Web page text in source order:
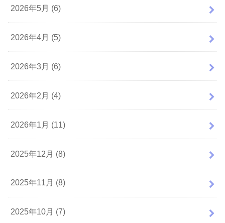
2026年5月 (6)
2026年4月 (5)
2026年3月 (6)
2026年2月 (4)
2026年1月 (11)
2025年12月 (8)
2025年11月 (8)
2025年10月 (7)